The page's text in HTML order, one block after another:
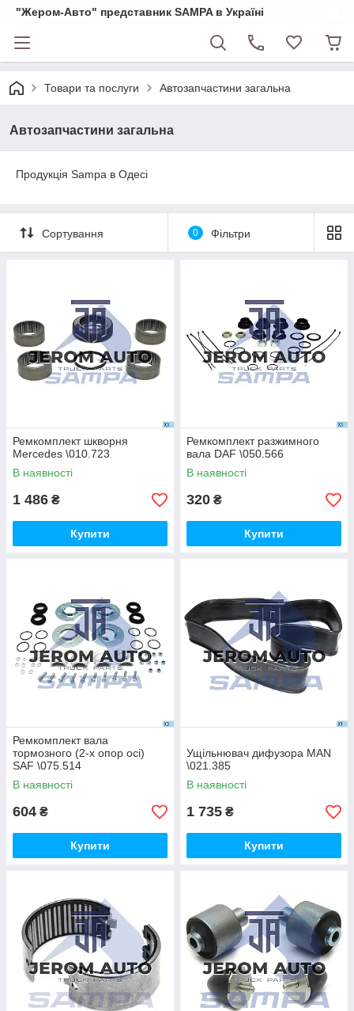
"Жером-Авто" представник SAMPA в Україні
Товари та послуги Автозапчастини загальна
Автозапчастини загальна
Продукція Sampa в Одесі
Сортування 0 Фільтри
Ремкомплект шкворня
Mercedes \010.723
В наявності
1 486 ₴
Купити
Ремкомплект разжимного
вала DAF \050.566
В наявності
320 ₴
Купити
Ремкомплект вала
тормозного (2-х опор осі)
SAF \075.514
В наявності
604 ₴
Купити
Ущільнювач дифузора MAN
\021.385
В наявності
1 735 ₴
Купити